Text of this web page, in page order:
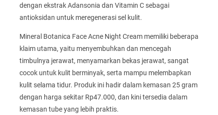
dengan ekstrak Adansonia dan Vitamin C sebagai
antioksidan untuk meregenerasi sel kulit.
Mineral Botanica Face Acne Night Cream memiliki beberapa
klaim utama, yaitu menyembuhkan dan mencegah
timbulnya jerawat, menyamarkan bekas jerawat, sangat
cocok untuk kulit berminyak, serta mampu melembapkan
kulit selama tidur. Produk ini hadir dalam kemasan 25 gram
dengan harga sekitar Rp47.000, dan kini tersedia dalam
kemasan tube yang lebih praktis.